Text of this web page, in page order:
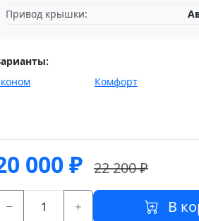
Привод крышки:
Комфорт
000₽ 22 200 ₽
В